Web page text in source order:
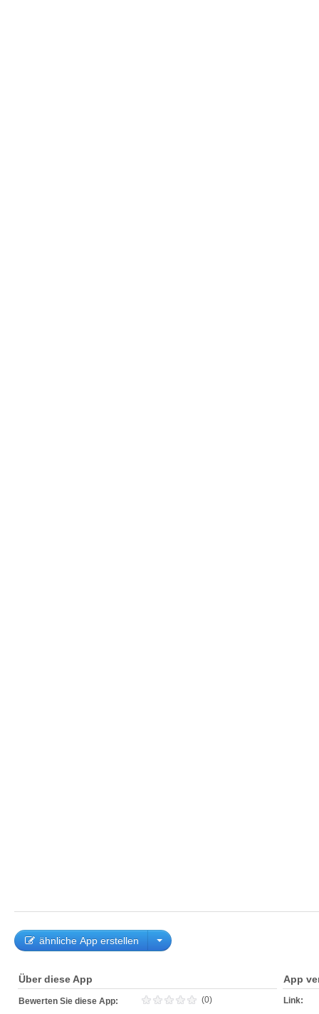
ähnliche App erstellen
Über diese App
Bewerten Sie diese App: (0)
App
Link: